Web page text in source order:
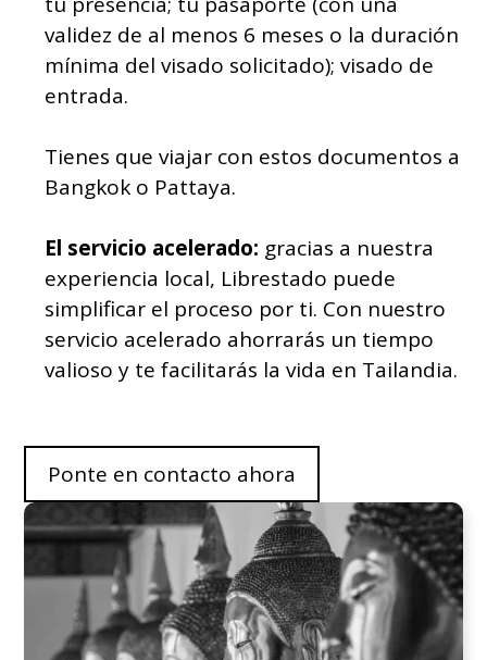
validez de al menos 6 meses o la duración
mínima del visado solicitado); visado de
entrada.
Tienes que viajar con estos documentos a
Bangkok o Pattaya.
El servicio acelerado: gracias a nuestra
experiencia local, Librestado puede
simplificar el proceso por ti. Con nuestro
servicio acelerado ahorrarás un tiempo
valioso y te facilitarás la vida en Tailandia.
Ponte en contacto ahora